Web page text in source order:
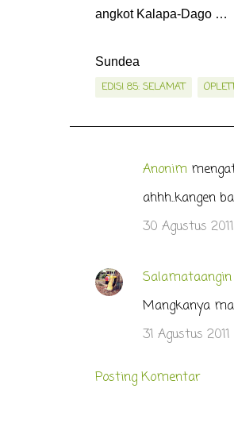
angkot Kalapa-Dago …
Sundea
EDISI 85: SELAMAT
n
t
Anonim
ahhh..kangen
30 Agustus
Salamataangin
Mangkanya
31 Agustus 2011
Posting Komentar